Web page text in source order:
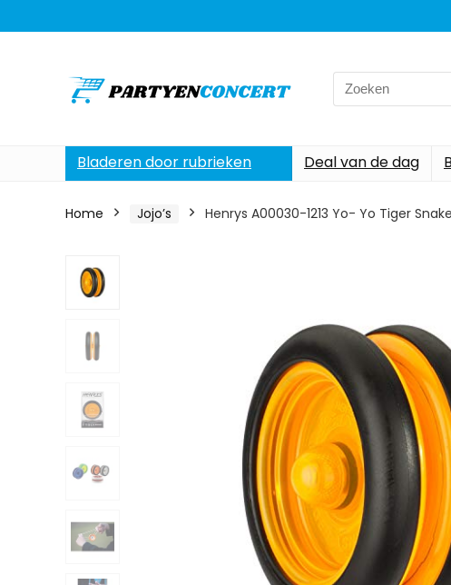
Search
for:
Bladeren door rubrieken Deal van de dag
Home Jojo’s Henrys A00030-1213 Yo- Yo Tiger